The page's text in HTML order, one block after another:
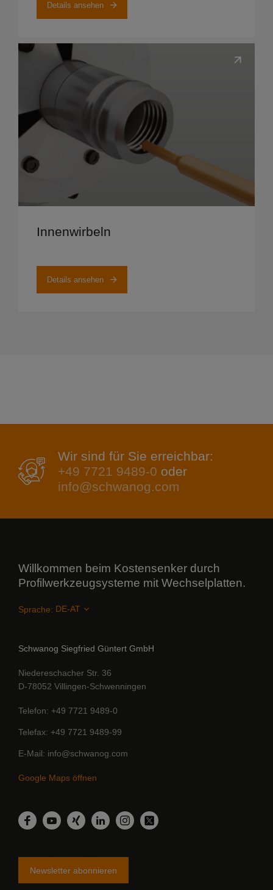
Details ansehen
Innenwirbeln
Details ansehen
Wir sind für Sie erreichbar:
+49 7721 9489-0 oder
info@schwanog.com
Willkommen beim Kostensenker durch
Profilwerkzeugsysteme mit Wechselplatten.
Sprache:
Schwanog Siegfried Güntert GmbH
Niedereschacher Str. 36
D-78052 Villingen-Schwenningen
Telefon +49 7721 9489-0
Telefax +49 7721 9489-99
E-Mail info@schwanog.com
Google Maps öffnen
Facebook
YouTubeXing LinkedInInstagram
Twitter
Newsletter abonnieren